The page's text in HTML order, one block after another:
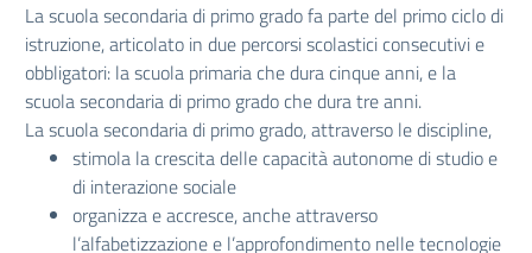
La scuola secondaria di primo grado fa parte del primo ciclo di
istruzione, articolato in due percorsi scolastici consecutivi e
obbligatori: la scuola primaria che dura cinque anni, e la
scuola secondaria di primo grado che dura tre anni.
La scuola secondaria di primo grado, attraverso le discipline,
stimola la crescita delle capacità autonome di studio e
di interazione sociale
organizza e accresce, anche attraverso
l’alfabetizzazione e l’approfondimento nelle tecnologie